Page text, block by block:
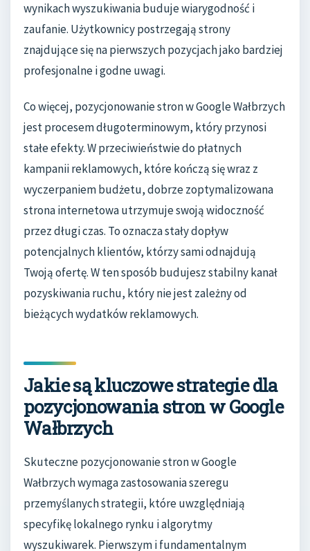
wynikach wyszukiwania buduje wiarygodność i
zaufanie. Użytkownicy postrzegają strony
znajdujące się na pierwszych pozycjach jako bardziej
profesjonalne i godne uwagi.
Co więcej, pozycjonowanie stron w Google Wałbrzych
jest procesem długoterminowym, który przynosi
stałe efekty. W przeciwieństwie do płatnych
kampanii reklamowych, które kończą się wraz z
wyczerpaniem budżetu, dobrze zoptymalizowana
strona internetowa utrzymuje swoją widoczność
przez długi czas. To oznacza stały dopływ
potencjalnych klientów, którzy sami odnajdują
Twoją ofertę. W ten sposób budujesz stabilny kanał
pozyskiwania ruchu, który nie jest zależny od
bieżących wydatków reklamowych.
Jakie są kluczowe strategie dla
pozycjonowania stron w Google
Wałbrzych
Skuteczne pozycjonowanie stron w Google
Wałbrzych wymaga zastosowania szeregu
przemyślanych strategii, które uwzględniają
specyfikę lokalnego rynku i algorytmy
wyszukiwarek. Pierwszym i fundamentalnym